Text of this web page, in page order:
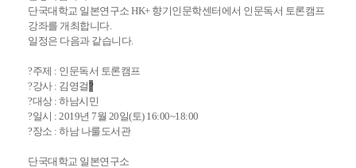
단국대학교 일본연구소 HK+ 향기인문학센터에서 인문독서 토론캠프
강좌를 개최합니다.
일정은 다음과 같습니다.
?주제 : 인문독서 토론캠프
?강사 : 김영걸?
?대상 : 하남시민
?일시 : 2019년 7월 20일(토) 16:00~18:00
?장소 : 하남 나룰도서관
단국대학교 일본연구소